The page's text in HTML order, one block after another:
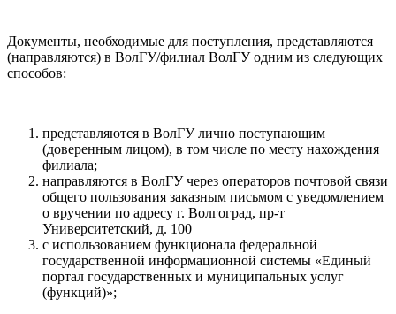
Документы, необходимые для поступления, представляются
(направляются) в ВолГУ/филиал ВолГУ одним из следующих
способов:
представляются в ВолГУ лично поступающим
(доверенным лицом), в том числе по месту нахождения
филиала;
направляются в ВолГУ через операторов почтовой связи
общего пользования заказным письмом с уведомлением
о вручении по адресу г. Волгоград, пр-т
Университетский, д. 100
с использованием функционала федеральной
государственной информационной системы «Единый
портал государственных и муниципальных услуг
(функций)»;